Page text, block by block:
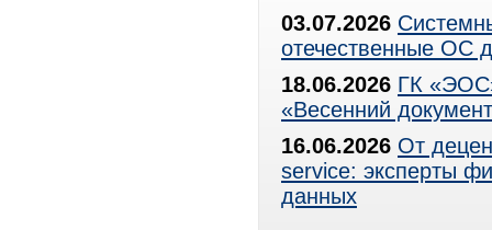
03.07.2026
отечественные ОС
18.06.2026 ГК
«Весенний
16.06.2026 От
service: эксперты
данных